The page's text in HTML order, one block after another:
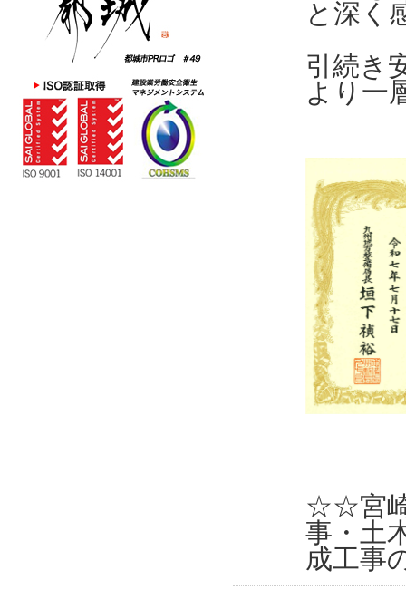
と深く
引続き
より一
☆☆宮崎
事・土
成工事